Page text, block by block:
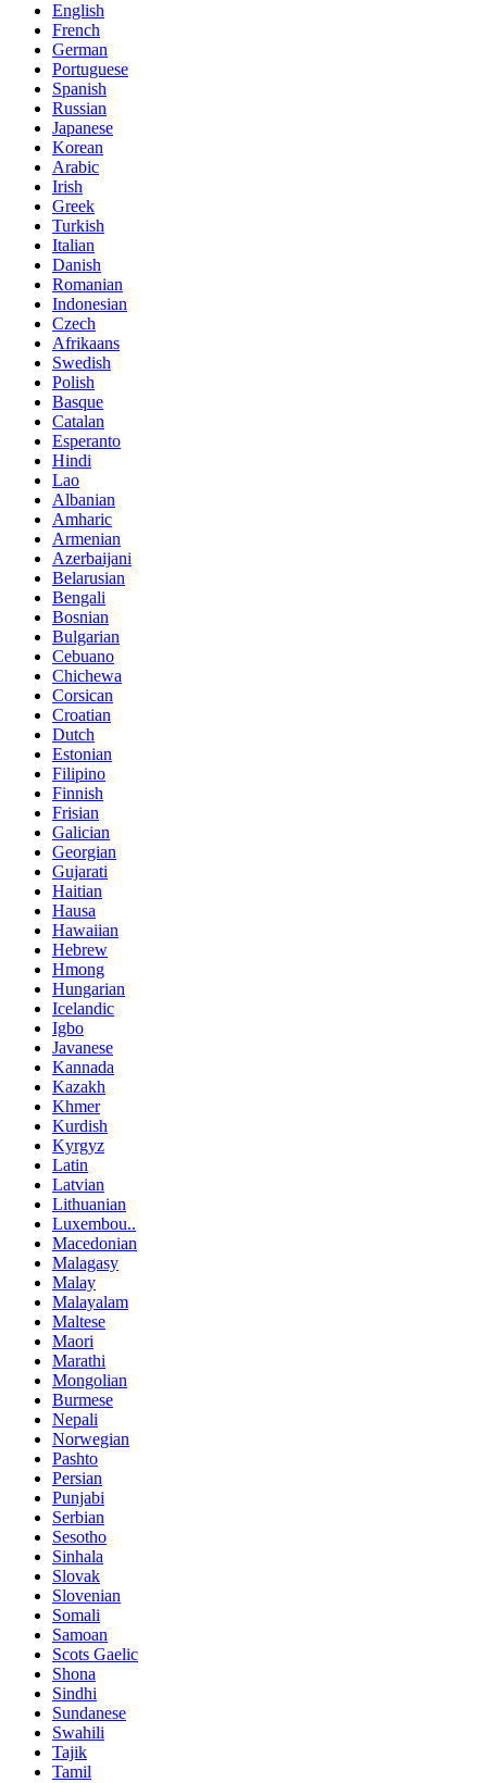
English
French
German
Portuguese
Spanish
Russian
Japanese
Korean
Arabic
Irish
Greek
Turkish
Italian
Danish
Romanian
Indonesian
Czech
Afrikaans
Swedish
Polish
Basque
Catalan
Esperanto
Hindi
Lao
Albanian
Amharic
Armenian
Azerbaijani
Belarusian
Bengali
Bosnian
Bulgarian
Cebuano
Chichewa
Corsican
Croatian
Dutch
Estonian
Filipino
Finnish
Frisian
Galician
Georgian
Gujarati
Haitian
Hausa
Hawaiian
Hebrew
Hmong
Hungarian
Icelandic
Igbo
Javanese
Kannada
Kazakh
Khmer
Kurdish
Kyrgyz
Latin
Latvian
Lithuanian
Luxembou..
Macedonian
Malagasy
Malay
Malayalam
Maltese
Maori
Marathi
Mongolian
Burmese
Nepali
Norwegian
Pashto
Persian
Punjabi
Serbian
Sesotho
Sinhala
Slovak
Slovenian
Somali
Samoan
Scots Gaelic
Shona
Sindhi
Sundanese
Swahili
Tajik
Tamil